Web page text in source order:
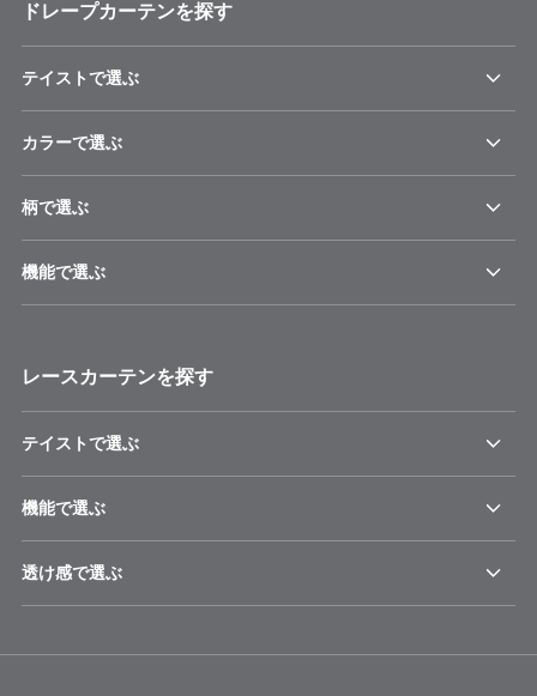
ドレープカーテンを探す
テイストで選ぶ
カラーで選ぶ
柄で選ぶ
機能で選ぶ
レースカーテンを探す
テイストで選ぶ
機能で選ぶ
透け感で選ぶ